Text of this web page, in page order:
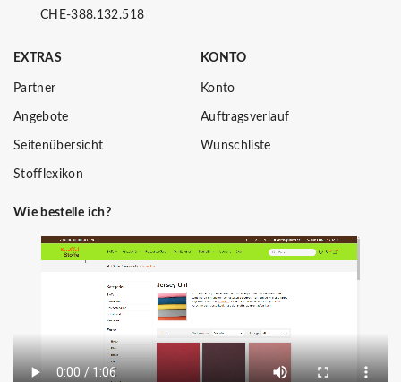
CHE-388.132.518
EXTRAS
Partner
Angebote
Seitenübersicht
Stofflexikon
KONTO
Konto
Auftragsverlauf
Wunschliste
Wie bestelle ich?